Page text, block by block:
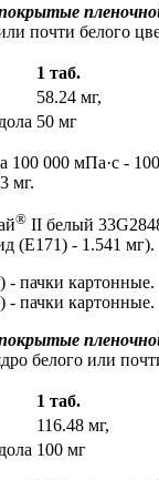
почти белого
1 таб.
58.24 мг,
50 мг
100 000 мПа·с -
мг.
® II белый
(E171) - 1.541 мг).
- пачки картонные.
- пачки картонные.
белого или
1 таб.
116.48 мг,
100 мг